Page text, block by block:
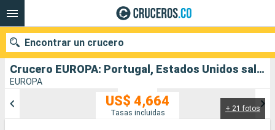
Crucero EUROPA: Portugal, Estados Unidos salida desde Lisboa
EUROPA
+ 21 fotos
US$ 4,664
Tasas incluidas
Encontrar un crucero